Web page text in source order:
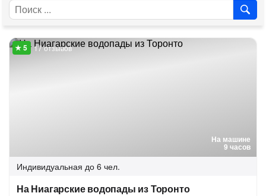
На машине
9 часов
17 отзывов
Индивидуальная до 6 чел.
На Ниагарские водопады из Торонто